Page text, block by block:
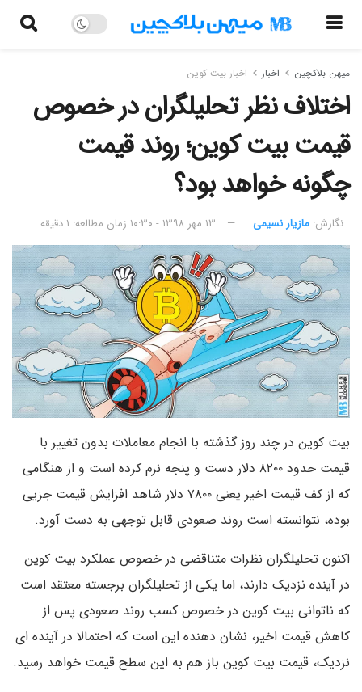
میهن بلاکچین اخبار اخبار بیت کوین
اختلاف نظر تحلیلگران در خصوص
قیمت بیت کوین؛ روند قیمت
چگونه خواهد بود؟
نگارش:‌ مازیار نسیمی ۱۳ مهر ۱۳۹۸ - ۱۰:۳۰ زمان مطالعه: ۱ دقیقه
بیت کوین در چند روز گذشته با انجام معاملات بدون تغییر با
قیمت حدود ۸۲۰۰ دلار دست و پنجه نرم کرده است و از هنگامی
که از کف قیمت اخیر یعنی ۷۸۰۰ دلار شاهد افزایش قیمت جزیی
بوده، نتوانسته است روند صعودی قابل توجهی به دست آورد.
اکنون تحلیلگران نظرات متناقضی در خصوص عملکرد بیت کوین
در آینده نزدیک دارند، اما یکی از تحلیلگران برجسته معتقد است
که ناتوانی بیت کوین در خصوص کسب روند صعودی پس از
کاهش قیمت اخیر، نشان دهنده این است که احتمالا در آینده ای
نزدیک، قیمت بیت کوین باز هم به این سطح قیمت خواهد رسید.